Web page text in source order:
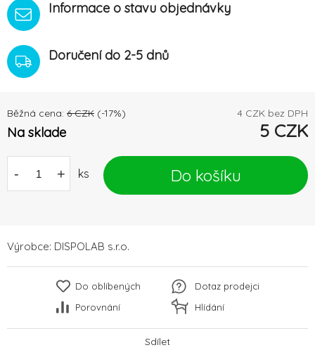
Běžná cena: 6 CZK (-17%) 4 CZK bez DPH
Na sklade 5 CZK
- + ks Do košíku
Informace o stavu objednávky
Doručení do 2-5 dnů
Výrobce: DISPOLAB s.r.o.
Do oblíbených
Porovnání
Dotaz prodejci
Hlídání
Sdílet